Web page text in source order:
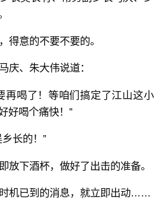
得意的不要不要的。
庆、朱大伟说道：
再喝了！等咱们搞定了江山这小
好喝个痛快！”
长的！”
放下酒杯，做好了出击的准备。
机已到的消息，就立即出动……